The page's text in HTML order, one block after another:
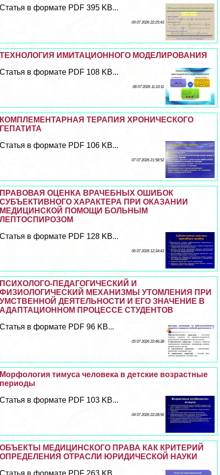
Статья в формате PDF 395 KB...
09 07 2026 22:25:43
ТЕХНОЛОГИЯ ИМИТАЦИОННОГО МОДЕЛИРОВАНИЯ
Статья в формате PDF 108 KB...
08 07 2026 11:10:11
КОМПЛЕМЕНТАРНАЯ ТЕРАПИЯ ХРОНИЧЕСКОГО
ГЕПАТИТА
Статья в формате PDF 106 KB...
07 07 2026 21:58:52
ПРАВОВАЯ ОЦЕНКА ВРАЧЕБНЫХ ОШИБОК
СУБЪЕКТИВНОГО ХАРАКТЕРА ПРИ ОКАЗАНИИ
МЕДИЦИНСКОЙ ПОМОЩИ БОЛЬНЫМ
ЛЕПТОСПИРОЗОМ
Статья в формате PDF 128 KB...
06 07 2026 12:34:43
ПСИХОЛОГО-ПЕДАГОГИЧЕСКИЙ И
ФИЗИОЛОГИЧЕСКИЙ МЕХАНИЗМЫ УТОМЛЕНИЯ ПРИ
УМСТВЕННОЙ ДЕЯТЕЛЬНОСТИ И ЕГО ЗНАЧЕНИЕ В
АДАПТАЦИОННОМ ПРОЦЕССЕ СТУДЕНТОВ
Статья в формате PDF 96 KB...
05 07 2026 22:46:38
Морфология тимуса человека в детские возрастные
периоды
Статья в формате PDF 103 KB...
04 07 2026 22:28:56
ОБЪЕКТЫ МЕДИЦИНСКОГО ПРАВА КАК КРИТЕРИЙ
ОПРЕДЕЛЕНИЯ ОТРАСЛИ ЮРИДИЧЕСКОЙ НАУКИ